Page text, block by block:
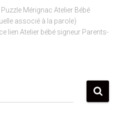
Mérignac Atelier Bébé
associé à la parole)
lien Atelier bébé signeur Parents-